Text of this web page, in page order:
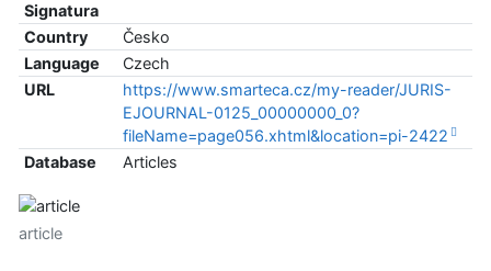
Signatura
Country
Česko
Language
Czech
URL
https://www.smarteca.cz/my-reader/JURIS-
EJOURNAL-0125_00000000_0?
fileName=page056.xhtml&location=pi-2422
Database
Articles
article